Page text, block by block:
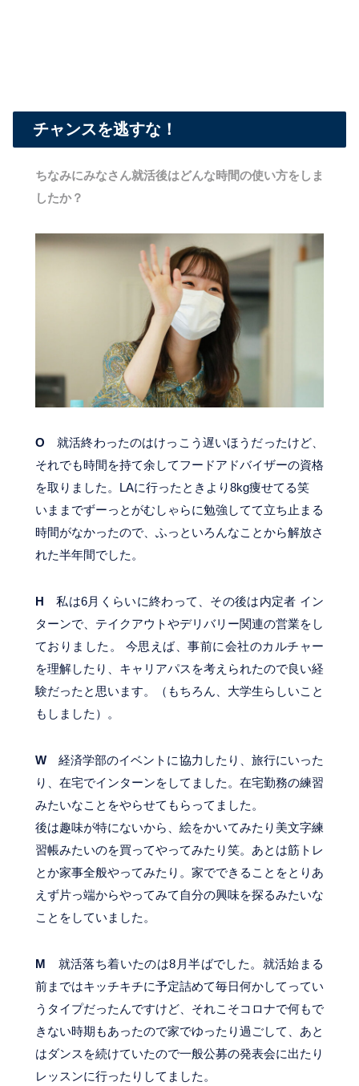
チャンスを逃すな！
ちなみにみなさん就活後はどんな時間の使い方をしま
したか？
O 就活終わったのはけっこう遅いほうだったけど、
それでも時間を持て余してフードアドバイザーの資格
を取りました。LAに行ったときより8kg痩せてる笑
いままでずーっとがむしゃらに勉強してて立ち止まる
時間がなかったので、ふっといろんなことから解放さ
れた半年間でした。
H 私は6月くらいに終わって、その後は内定者 イン
ターンで、テイクアウトやデリバリー関連の営業をし
ておりました。 今思えば、事前に会社のカルチャー
を理解したり、キャリアパスを考えられたので良い経
験だったと思います。（もちろん、大学生らしいこと
もしました）。
W経済学部のイベントに協力したり、旅行にいった
り、在宅でインターンをしてました。在宅勤務の練習
みたいなことをやらせてもらってました。
後は趣味が特にないから、絵をかいてみたり美文字練
習帳みたいのを買ってやってみたり笑。あとは筋トレ
とか家事全般やってみたり。家でできることをとりあ
えず片っ端からやってみて自分の興味を探るみたいな
ことをしていました。
M 就活落ち着いたのは8月半ばでした。就活始まる
前まではキッチキチに予定詰めて毎日何かしてってい
うタイプだったんですけど、それこそコロナで何もで
きない時期もあったので家でゆったり過ごして、あと
はダンスを続けていたので一般公募の発表会に出たり
レッスンに行ったりしてました。